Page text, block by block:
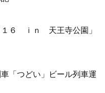
１６ ｉｎ 天王寺公園」
「つどい」ビール列車運